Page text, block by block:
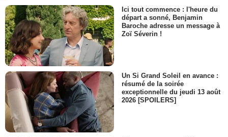
Ici tout commence : l'heure du
départ a sonné, Benjamin
Baroche adresse un message à
Zoï Séverin !
Un Si Grand Soleil en avance :
résumé de la soirée
exceptionnelle du jeudi 13 août
2026 [SPOILERS]